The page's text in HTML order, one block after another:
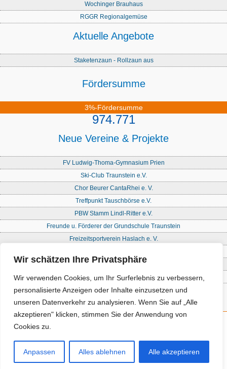
Wir schätzen Ihre Privatsphäre
Wir verwenden Cookies, um Ihr Surferlebnis zu verbessern,
personalisierte Anzeigen oder Inhalte einzusetzen und
unseren Datenverkehr zu analysieren. Wenn Sie auf „Alle
akzeptieren" klicken, stimmen Sie der Anwendung von
Cookies zu.
Anpassen Alles ablehnen Alle akzeptieren
Wochinger Brauhaus
RGGR Regionalgemüse
Aktuelle Angebote
Staketenzaun - Rollzaun aus
Fördersumme
3%-Fördersumme
974.771
Neue Vereine & Projekte
FV Ludwig-Thoma-Gymnasium Prien
Ski-Club Traunstein e.V.
Chor Beurer CantaRhei e. V.
Treffpunkt Tauschbörse e.V.
PBW Stamm Lindl-Ritter e.V.
Freunde u. Förderer der Grundschule Traunstein
Freizeitsportverein Haslach e. V.
Initiative Nandlstadt Eltern für Kinder e. V.
Reit- und Fahrverein Traunstein e. V
Impressum
Datenschutz